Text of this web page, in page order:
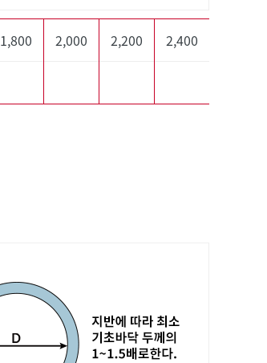
1,800 2,000 2,200 2,400